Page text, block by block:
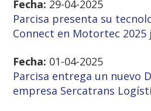
Fecha: 29-04-2025
Parcisa presenta su
Connect en Motortec 2025
Fecha: 01-04-2025
Parcisa entrega un nuevo
empresa Sercatrans